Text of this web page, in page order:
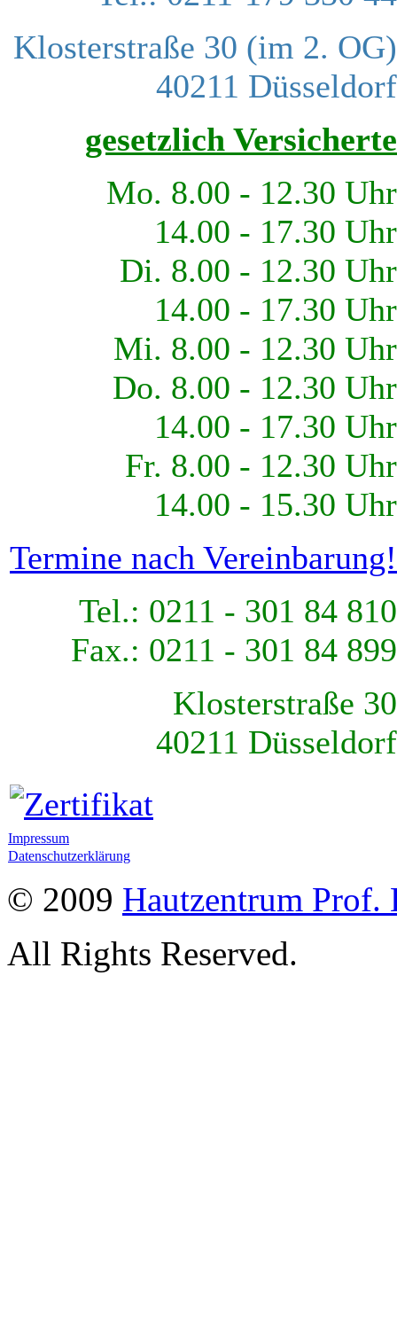
Klosterstraße 30 (im 2. OG)
40211 Düsseldorf
gesetzlich Versicherte
Mo. 8.00 - 12.30 Uhr
14.00 - 17.30 Uhr
Di. 8.00 - 12.30 Uhr
14.00 - 17.30 Uhr
Mi. 8.00 - 12.30 Uhr
Do. 8.00 - 12.30 Uhr
14.00 - 17.30 Uhr
Fr. 8.00 - 12.30 Uhr
14.00 - 15.30 Uhr
Termine nach Vereinbarung!
Tel.: 0211 - 301 84 810
Fax.: 0211 - 301 84 899
Klosterstraße 30
40211 Düsseldorf
Impressum
Datenschutzerklärung
© 2009 Hautzentrum Prof.
All Rights Reserved.